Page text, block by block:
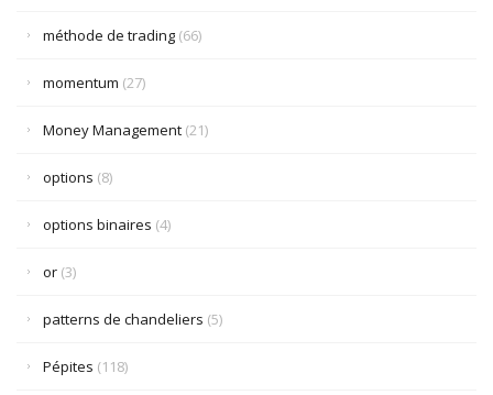
méthode de trading (66)
momentum (27)
Money Management (21)
options (8)
options binaires (4)
or (3)
patterns de chandeliers (5)
Pépites (118)